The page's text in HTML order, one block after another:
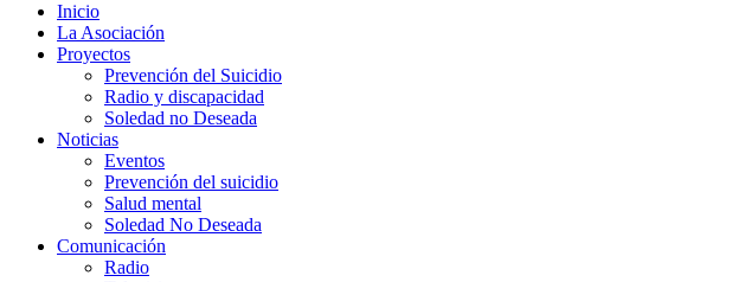
Inicio
La Asociación
Proyectos
Prevención del Suicidio
Radio y discapacidad
Soledad no Deseada
Noticias
Eventos
Prevención del suicidio
Salud mental
Soledad No Deseada
Comunicación
Radio